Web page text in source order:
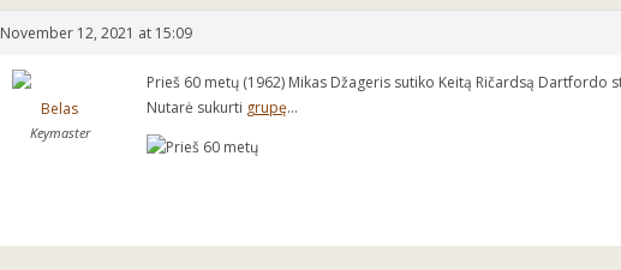
November 12, 2021 at 15:09
Belas
Keymaster
Prieš 60 metų (1962) Mikas Džageris sutiko Keitą Ričardsą
Nutarė sukurti grupę…